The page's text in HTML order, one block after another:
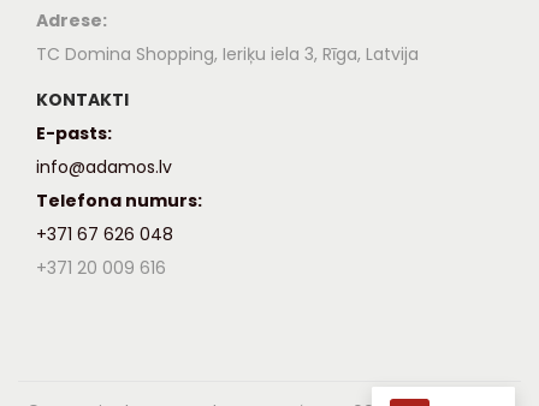
Adrese:
TC Domina Shopping, Ieriķu iela 3, Rīga, Latvija
KONTAKTI
E-pasts:
info@adamos.lv
Telefona numurs:
+371 67 626 048
+371 20 009 616